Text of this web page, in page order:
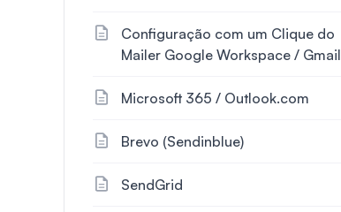
Configuração com um Clique do
Mailer Google Workspace / Gmail
Microsoft 365 / Outlook.com
Brevo (Sendinblue)
SendGrid